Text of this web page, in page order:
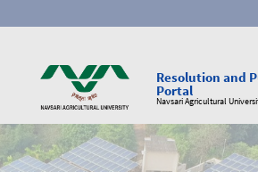
Resolution and
Portal
Navsari Agricultural